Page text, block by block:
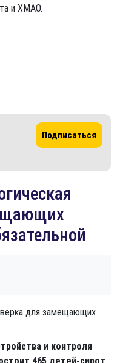
и ХМАО.
Подписаться
и контроля